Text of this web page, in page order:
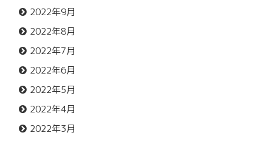
2022年9月
2022年8月
2022年7月
2022年6月
2022年5月
2022年4月
2022年3月